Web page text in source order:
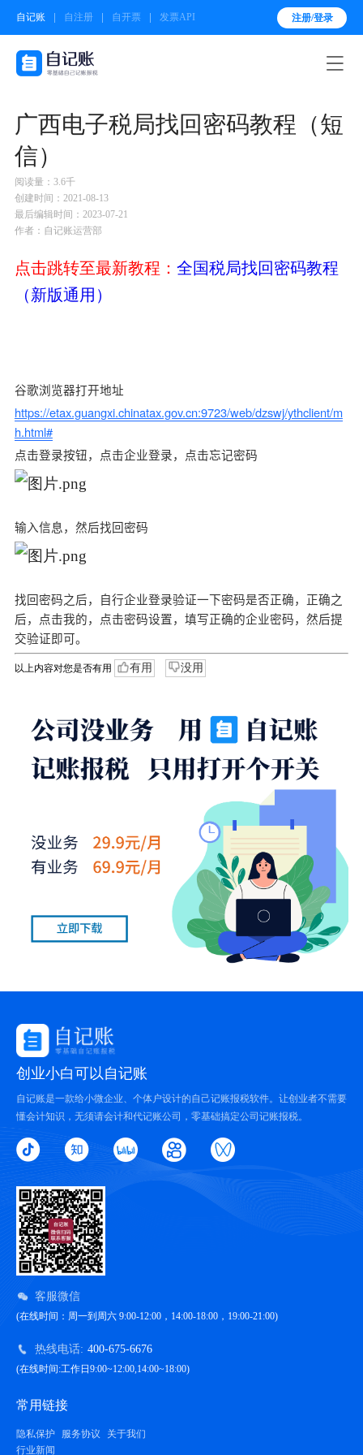
自记账 自注册 自开票 发票API 注册/登录

广西电子税局找回密码教程（短
信）
阅读量：3.6千
创建时间：2021-08-13
最后编辑时间：2023-07-21
作者：自记账运营部
点击跳转至最新教程： 全国税局找回密码教程
（新版通用）
谷歌浏览器打开地址
https://etax.guangxi.chinatax.gov.cn:9723/web/dzswj/ythclient/m
h.html#
点击登录按钮，点击企业登录，点击忘记密码
输入信息，然后找回密码
找回密码之后，自行企业登录验证一下密码是否正确，正确之
后，点击我的，点击密码设置，填写正确的企业密码，然后提
交验证即可。
以上内容对您是否有用 有用 没用
创业小白可以自记账
自记账是一款给小微企业、个体户设计的自己记账报税软件。让创业者不需要
懂会计知识，无须请会计和代记账公司，零基础搞定公司记账报税。
客服微信
(在线时间：周一到周六 9:00-12:00，14:00-18:00，19:00-21:00)
热线电话: 400-675-6676
(在线时间:工作日9:00~12:00,14:00~18:00)
常用链接
隐私保护 服务协议
关于我们
行业新闻